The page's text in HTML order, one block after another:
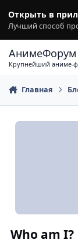
Открыть в
Лучший способ
АнимеФорум
Крупнейший аниме-
Главная
Who am I?